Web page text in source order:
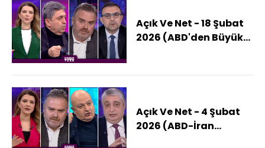
Açık Ve Net - 18 Şubat
2026 (ABD'den Büyük
Açık Ve Net - 4 Şubat
2026 (ABD-İran